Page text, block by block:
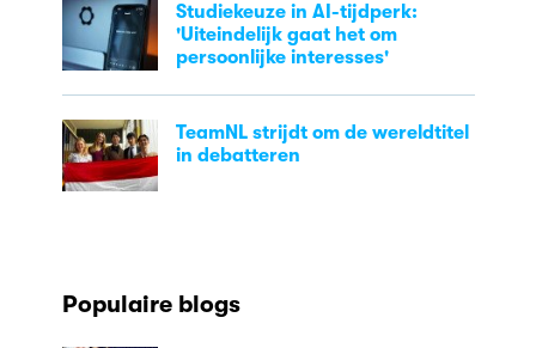
Studiekeuze in AI-tijdperk:
'Uiteindelijk gaat het om
persoonlijke interesses'
TeamNL strijdt om de wereldtitel
in debatteren
Populaire blogs